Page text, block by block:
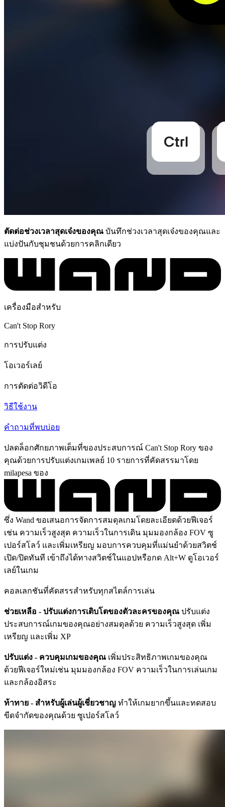
ตัดต่อช่วงเวลาสุดเจ๋งของคุณ บันทึกช่วงเวลาสุดเจ๋งของคุณและ
แบ่งปันกับชุมชนด้วยการคลิกเดียว
เครื่องมือสำหรับ
Can't Stop Rory
การปรับแต่ง
โอเวอร์เลย์
การตัดต่อวิดีโอ
วิธีใช้งาน
คำถามที่พบบ่อย
ปลดล็อกศักยภาพเต็มที่ของประสบการณ์ Can't Stop Rory ของ
คุณด้วยการปรับแต่งเกมเพลย์ 10 รายการที่คัดสรรมาโดย
milapesa ของ
ซึ่ง Wand ขอเสนอการจัดการสมดุลเกมโดยละเอียดด้วยฟีเจอร์
เช่น ความเร็วสูงสุด ความเร็วในการเดิน มุมมองกล้อง FOV ซู
เปอร์สโลว์ และเพิ่มเหรียญ มอบการควบคุมที่แม่นยำด้วยสวิตช์
เปิด/ปิดทันที เข้าถึงได้ทางสวิตช์ในแอปหรือกด Alt+W ดูโอเวอร์
เลย์ในเกม
คอลเลกชันที่คัดสรรสำหรับทุกสไตล์การเล่น
ช่วยเหลือ - ปรับแต่งการเติบโตของตัวละครของคุณ ปรับแต่ง
ประสบการณ์เกมของคุณอย่างสมดุลด้วย ความเร็วสูงสุด เพิ่ม
เหรียญ และเพิ่ม XP
ปรับแต่ง - ควบคุมเกมของคุณ เพิ่มประสิทธิภาพเกมของคุณ
ด้วยฟีเจอร์ใหม่เช่น มุมมองกล้อง FOV ความเร็วในการเล่นเกม
และกล้องอิสระ
ท้าทาย - สำหรับผู้เล่นผู้เชี่ยวชาญ ทำให้เกมยากขึ้นและทดสอบ
ขีดจำกัดของคุณด้วย ซูเปอร์สโลว์